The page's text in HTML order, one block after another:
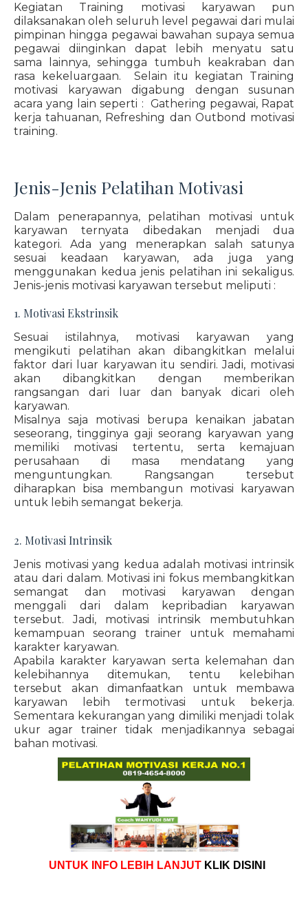
Kegiatan Training motivasi karyawan pun
dilaksanakan oleh seluruh level pegawai dari mulai
pimpinan hingga pegawai bawahan supaya semua
pegawai diinginkan dapat lebih menyatu satu
sama lainnya, sehingga tumbuh keakraban dan
rasa kekeluargaan. Selain itu kegiatan Training
motivasi karyawan digabung dengan susunan
acara yang lain seperti : Gathering pegawai, Rapat
kerja tahuanan, Refreshing dan Outbond motivasi
training.
Jenis-Jenis Pelatihan Motivasi
Dalam penerapannya, pelatihan motivasi untuk
karyawan ternyata dibedakan menjadi dua
kategori. Ada yang menerapkan salah satunya
sesuai keadaan karyawan, ada juga yang
menggunakan kedua jenis pelatihan ini sekaligus.
Jenis-jenis motivasi karyawan tersebut meliputi :
1. Motivasi Ekstrinsik
Sesuai istilahnya, motivasi karyawan yang
mengikuti pelatihan akan dibangkitkan melalui
faktor dari luar karyawan itu sendiri. Jadi, motivasi
akan dibangkitkan dengan memberikan
rangsangan dari luar dan banyak dicari oleh
karyawan.
Misalnya saja motivasi berupa kenaikan jabatan
seseorang, tingginya gaji seorang karyawan yang
memiliki motivasi tertentu, serta kemajuan
perusahaan di masa mendatang yang
menguntungkan. Rangsangan tersebut
diharapkan bisa membangun motivasi karyawan
untuk lebih semangat bekerja.
2. Motivasi Intrinsik
Jenis motivasi yang kedua adalah motivasi intrinsik
atau dari dalam. Motivasi ini fokus membangkitkan
semangat dan motivasi karyawan dengan
menggali dari dalam kepribadian karyawan
tersebut. Jadi, motivasi intrinsik membutuhkan
kemampuan seorang trainer untuk memahami
karakter karyawan.
Apabila karakter karyawan serta kelemahan dan
kelebihannya ditemukan, tentu kelebihan
tersebut akan dimanfaatkan untuk membawa
karyawan lebih termotivasi untuk bekerja.
Sementara kekurangan yang dimiliki menjadi tolak
ukur agar trainer tidak menjadikannya sebagai
bahan motivasi.
UNTUK INFO LEBIH LANJUT KLIK DISINI